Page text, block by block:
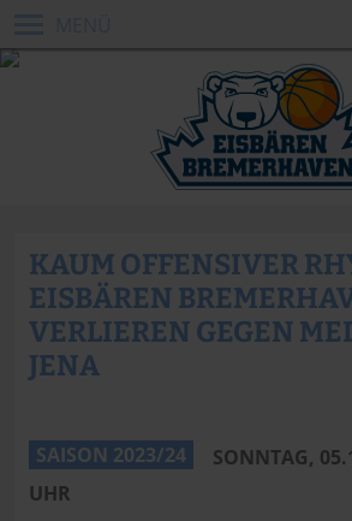
KAUM OFFENSIVER
EISBÄREN
VERLIEREN GEGEN
JENA
SAISON 2023/24
SONNTAG,
UHR